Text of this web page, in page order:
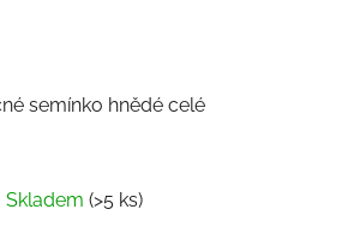
semínko hnědé celé
Skladem (>5 ks)